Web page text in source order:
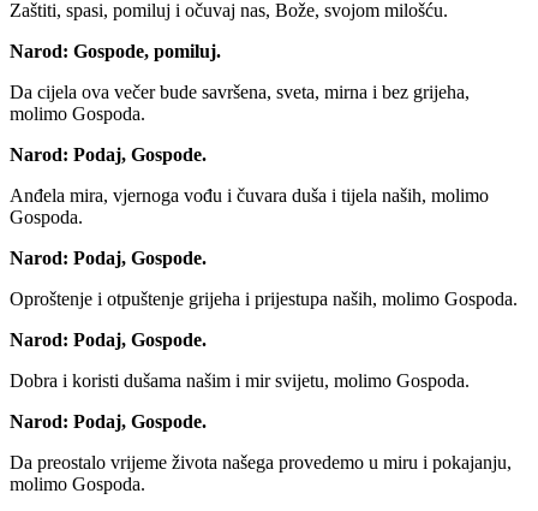
Zaštiti, spasi, pomiluj i očuvaj nas, Bože, svojom milošću.
Narod: Gospode, pomiluj.
Da cijela ova večer bude savršena, sveta, mirna i bez grijeha,
molimo Gospoda.
Narod: Podaj, Gospode.
Anđela mira, vjernoga vođu i čuvara duša i tijela naših, molimo
Gospoda.
Narod: Podaj, Gospode.
Oproštenje i otpuštenje grijeha i prijestupa naših, molimo Gospoda.
Narod: Podaj, Gospode.
Dobra i koristi dušama našim i mir svijetu, molimo Gospoda.
Narod: Podaj, Gospode.
Da preostalo vrijeme života našega provedemo u miru i pokajanju,
molimo Gospoda.